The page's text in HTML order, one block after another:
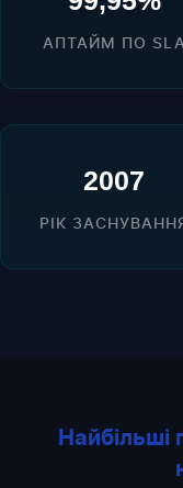
АПТАЙМ ПО SLA
2007
РІК